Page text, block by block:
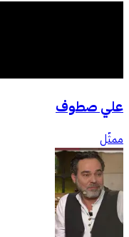
علي صطوف
ممثّل